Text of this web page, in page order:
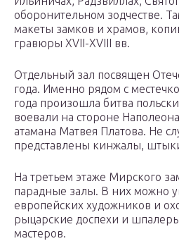
оборонительном зодчестве.
макеты замков и храмов,
гравюры XVII-XVIII вв.
Отдельный зал посвящен
года. Именно рядом с
года произошла битва
воевали на стороне
атамана Матвея Платова. Не
представлены кинжалы,
На третьем этаже Мирского
парадные залы. В них можно
европейских художников и
рыцарские доспехи и
мастеров.